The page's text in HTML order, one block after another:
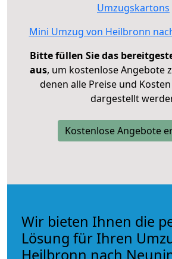
Umzugskartons
Mini Umzug von Heilbronn
Bitte füllen Sie das
aus, um kostenlose Angebote
denen alle Preise und
dargestellt
Kostenlose Angebote
Wir bieten Ihnen die
Lösung für Ihren
Heilbronn nach